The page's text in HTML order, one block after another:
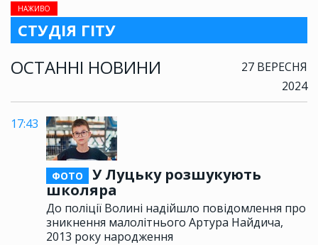
НАЖИВО
СТУДІЯ ГІТУ
ОСТАННІ НОВИНИ
27 ВЕРЕСНЯ
2024
17:43
ФОТО
У Луцьку розшукують
школяра
До поліції Волині надійшло повідомлення про
зникнення малолітнього Артура Найдича,
2013 року народження